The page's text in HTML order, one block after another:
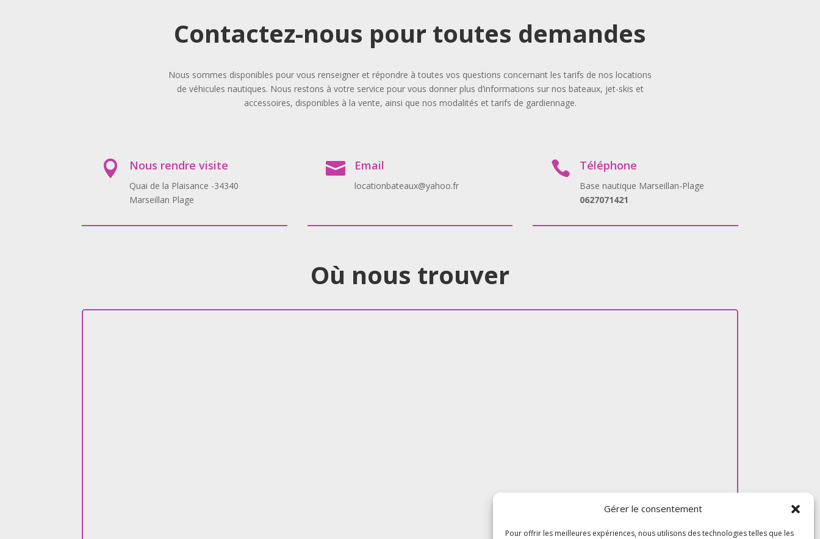
Gérer le consentement
Pour offrir les meilleures expériences, nous utilisons des technologies telles que les
Contactez-nous pour toutes demandes
Nous sommes disponibles pour vous renseigner et répondre à toutes vos questions concernant les tarifs de nos locations
de véhicules nautiques. Nous restons à votre service pour vous donner plus d’informations sur nos bateaux, jet-skis et
accessoires, disponibles à la vente, ainsi que nos modalités et tarifs de gardiennage.
 Nous rendre visite
Quai de la Plaisance -34340
Marseillan Plage
 Email
locationbateaux@yahoo.fr
 Téléphone
Base nautique Marseillan-Plage
0627071421
Où nous trouver